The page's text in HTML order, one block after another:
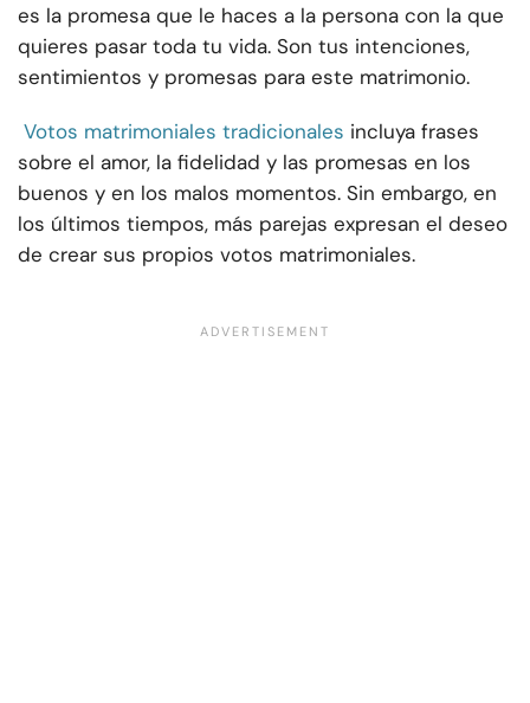
es la promesa que le haces a la persona con la que
quieres pasar toda tu vida. Son tus intenciones,
sentimientos y promesas para este matrimonio.
Votos matrimoniales tradicionales incluya frases
sobre el amor, la fidelidad y las promesas en los
buenos y en los malos momentos. Sin embargo, en
los últimos tiempos, más parejas expresan el deseo
de crear sus propios votos matrimoniales.